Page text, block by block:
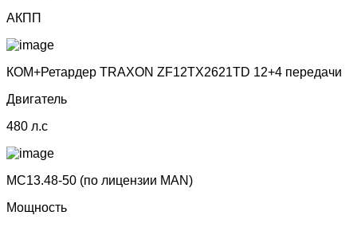
АКПП
КОМ+Ретардер TRAXON ZF12TX2621TD 12+4 передачи
Двигатель
480 л.с
MC13.48-50 (по лицензии МАN)
Мощность